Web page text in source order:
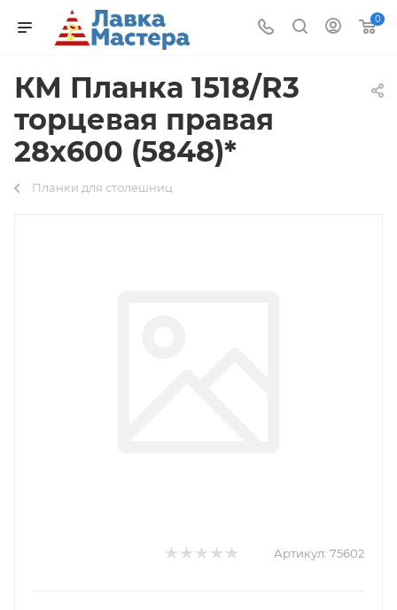
0
КМ Планка 1518/R3
торцевая правая
28х600 (5848)*
Планки для столешниц
Артикул: 75602